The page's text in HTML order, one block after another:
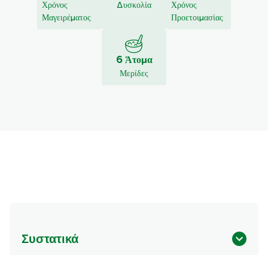
Χρόνος
Μαγειρέματος
Δυσκολία
Χρόνος
Προετοιμασίας
6 Άτομα
Μερίδες
Συστατικά